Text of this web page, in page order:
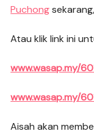
Puchong
Atau klik link ini
www.wasap.my/
www.wasap.my/
Aisah akan